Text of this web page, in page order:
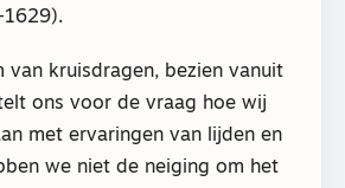
1629).
van kruisdragen, bezien vanuit
ons voor de vraag hoe wij
met ervaringen van lijden en
we niet de neiging om het